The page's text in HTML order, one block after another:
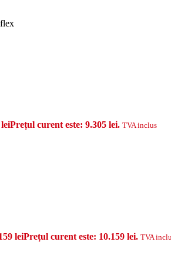
leiPrețul curent este: 9.305 lei. TVA inclus
leiPrețul curent este: 10.159 lei. TVA